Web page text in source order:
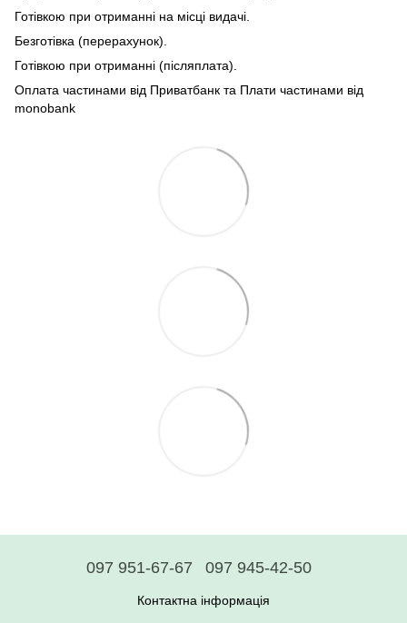
Готівкою при отриманні на місці видачі.
Безготівка (перерахунок).
Готівкою при отриманні (післяплата).
Оплата частинами від Приватбанк та Плати частинами від
monobank
097 951-67-67 097 945-42-50
Контактна інформація